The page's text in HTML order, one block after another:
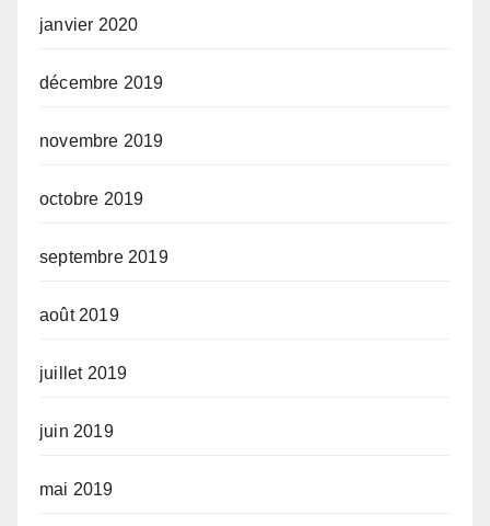
janvier 2020
décembre 2019
novembre 2019
octobre 2019
septembre 2019
août 2019
juillet 2019
juin 2019
mai 2019